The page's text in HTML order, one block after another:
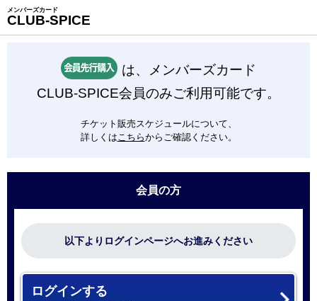
メンバーズカード
CLUB-SPICE
は、メンバーズカード
CLUB-SPICE会員のみご利用可能です。
チケット販売スケジュールについて、
詳しくはこちらからご確認ください。
会員の方
以下よりログインページへお進みください
ログインする